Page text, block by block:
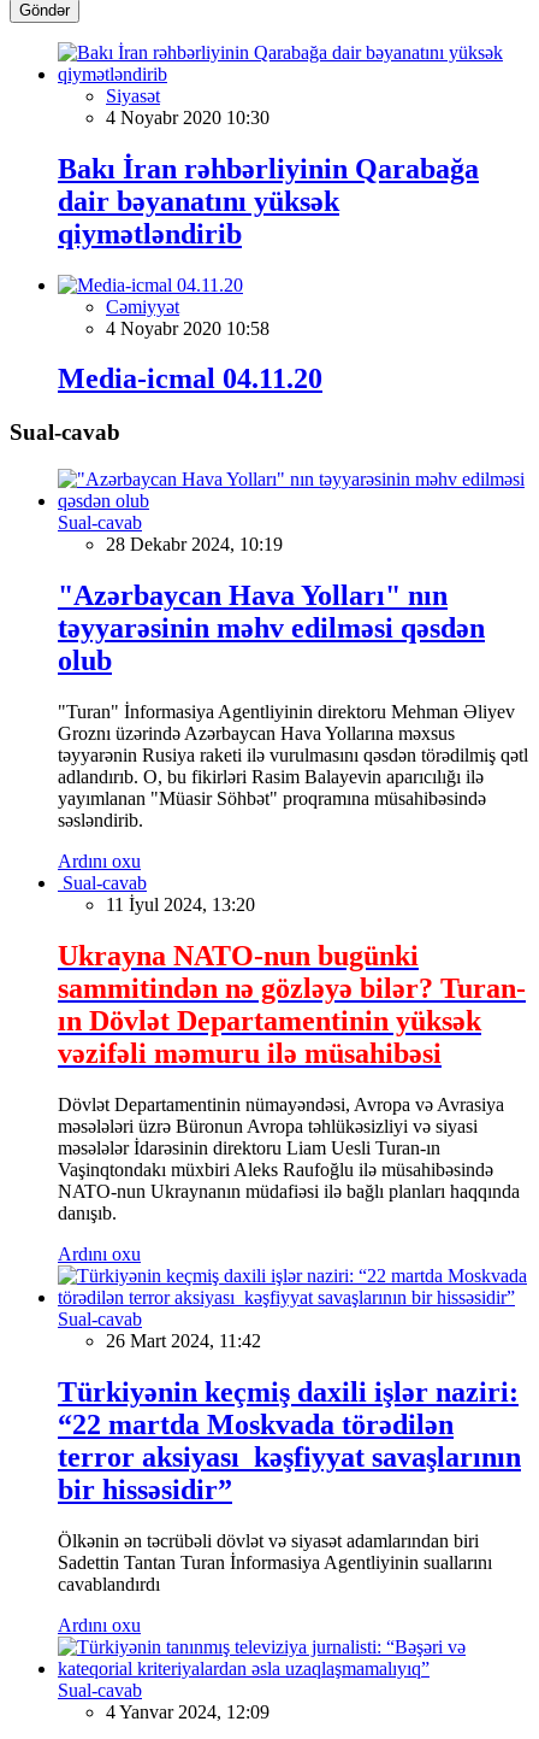
Göndər
Siyasət
4 Noyabr 2020 10:30
Bakı İran rəhbərliyinin Qarabağa
dair bəyanatını yüksək
qiymətləndirib
Cəmiyyət
4 Noyabr 2020 10:58
Media-icmal 04.11.20
Sual-cavab
Sual-cavab
28 Dekabr 2024, 10:19
"Azərbaycan Hava Yolları" nın
təyyarəsinin məhv edilməsi qəsdən
olub
"Turan" İnformasiya Agentliyinin direktoru Mehman Əliyev
Groznı üzərində Azərbaycan Hava Yollarına məxsus
təyyarənin Rusiya raketi ilə vurulmasını qəsdən törədilmiş qətl
adlandırıb. O, bu fikirləri Rasim Balayevin aparıcılığı ilə
yayımlanan "Müasir Söhbət" proqramına müsahibəsində
səsləndirib.
Ardını oxu
Sual-cavab
11 İyul 2024, 13:20
Ukrayna NATO-nun bugünki
sammitindən nə gözləyə bilər? Turan-
ın Dövlət Departamentinin yüksək
vəzifəli məmuru ilə müsahibəsi
Dövlət Departamentinin nümayəndəsi, Avropa və Avrasiya
məsələləri üzrə Büronun Avropa təhlükəsizliyi və siyasi
məsələlər İdarəsinin direktoru Liam Uesli Turan-ın
Vaşinqtondakı müxbiri Aleks Raufoğlu ilə müsahibəsində
NATO-nun Ukraynanın müdafiəsi ilə bağlı planları haqqında
danışıb.
Ardını oxu
Sual-cavab
26 Mart 2024, 11:42
Türkiyənin keçmiş daxili işlər naziri:
“22 martda Moskvada törədilən
terror aksiyası kəşfiyyat savaşlarının
bir hissəsidir”
Ölkənin ən təcrübəli dövlət və siyasət adamlarından biri
Sadettin Tantan Turan İnformasiya Agentliyinin suallarını
cavablandırdı
Ardını oxu
Sual-cavab
4 Yanvar 2024, 12:09